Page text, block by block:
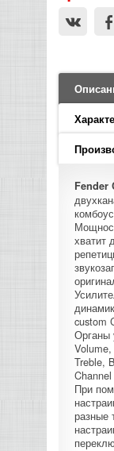
О
Fender
хватит
custom
Органы
Treble,
При
разные